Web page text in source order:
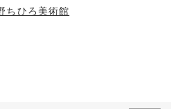
ちひろ美術館